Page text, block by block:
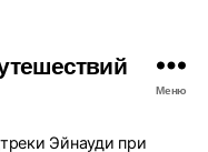
Меню
Эйнауди при